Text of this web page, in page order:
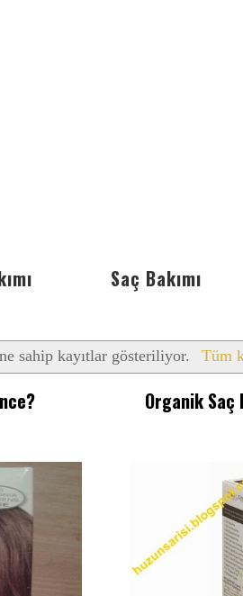
Saç Bakımı
sahip kayıtlar gösteriliyor. Tüm
Organik Saç